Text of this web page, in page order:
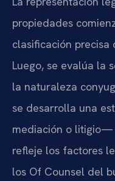
propiedades
clasificación precisa
Luego, se evalúa la
la naturaleza
se desarrolla una
mediación o litigio—
refleje los factores
los Of Counsel del